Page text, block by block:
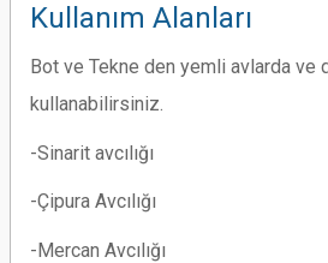
Kullanım Alanları
Bot ve Tekne den yemli avlarda ve
kullanabilirsiniz.
-Sinarit avcılığı
-Çipura Avcılığı
-Mercan Avcılığı